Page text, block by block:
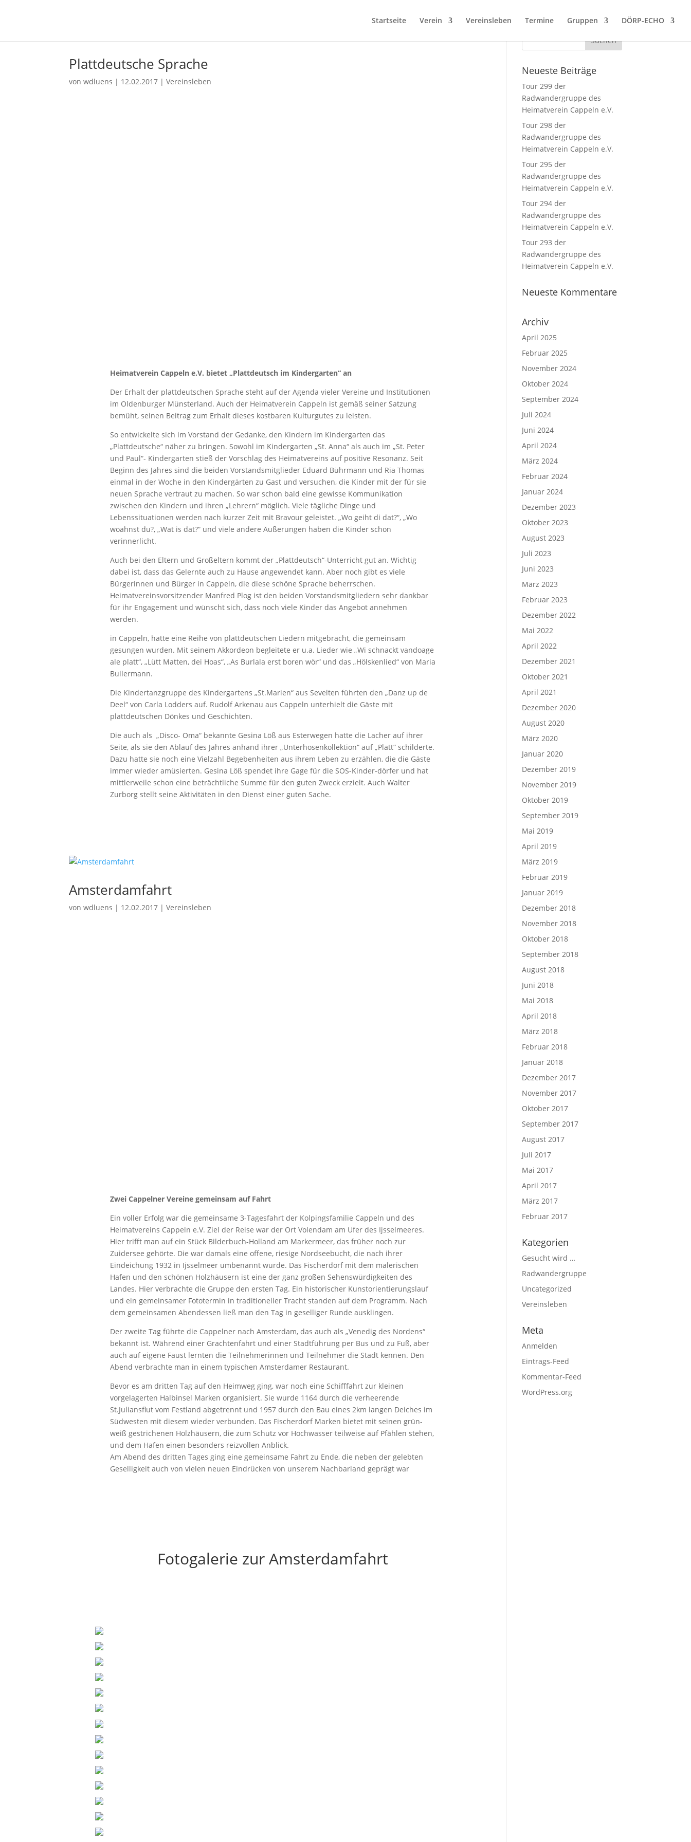
Startseite Verein Vereinsleben Termine Gruppen DÖRP-ECHO
Plattdeutsche Sprache
vonwdluens | 12.02.2017 |Vereinsleben
Heimatverein Cappeln e.V. bietet „Plattdeutsch im Kindergarten“ an
Der Erhalt der plattdeutschen Sprache steht auf der Agenda vieler Vereine und Institutionen
im Oldenburger Münsterland. Auch der Heimatverein Cappeln ist gemäß seiner Satzung
bemüht, seinen Beitrag zum Erhalt dieses kostbaren Kulturgutes zu leisten.
So entwickelte sich im Vorstand der Gedanke, den Kindern im Kindergarten das
„Plattdeutsche“ näher zu bringen. Sowohl im Kindergarten „St. Anna“ als auch im „St. Peter
und Paul“- Kindergarten stieß der Vorschlag des Heimatvereins auf positive Resonanz. Seit
Beginn des Jahres sind die beiden Vorstandsmitglieder Eduard Bührmann und Ria Thomas
einmal in der Woche in den Kindergärten zu Gast und versuchen, die Kinder mit der für sie
neuen Sprache vertraut zu machen. So war schon bald eine gewisse Kommunikation
zwischen den Kindern und ihren „Lehrern“ möglich. Viele tägliche Dinge und
Lebenssituationen werden nach kurzer Zeit mit Bravour geleistet. „Wo geiht di dat?“, „Wo
woahnst du?, „Wat is dat?“ und viele andere Äußerungen haben die Kinder schon
verinnerlicht.
Auch bei den Eltern und Großeltern kommt der „Plattdeutsch“-Unterricht gut an. Wichtig
dabei ist, dass das Gelernte auch zu Hause angewendet kann. Aber noch gibt es viele
Bürgerinnen und Bürger in Cappeln, die diese schöne Sprache beherrschen.
Heimatvereinsvorsitzender Manfred Plog ist den beiden Vorstandsmitgliedern sehr dankbar
für ihr Engagement und wünscht sich, dass noch viele Kinder das Angebot annehmen
werden.
in Cappeln, hatte eine Reihe von plattdeutschen Liedern mitgebracht, die gemeinsam
gesungen wurden. Mit seinem Akkordeon begleitete er u.a. Lieder wie „Wi schnackt vandoage
ale platt“, „Lütt Matten, dei Hoas“, „As Burlala erst boren wör“ und das „Hölskenlied“ von Maria
Bullermann.
Die Kindertanzgruppe des Kindergartens „St.Marien“ aus Sevelten führten den „Danz up de
Deel“ von Carla Lodders auf. Rudolf Arkenau aus Cappeln unterhielt die Gäste mit
plattdeutschen Dönkes und Geschichten.
Die auch als „Disco- Oma“ bekannte Gesina Löß aus Esterwegen hatte die Lacher auf ihrer
Seite, als sie den Ablauf des Jahres anhand ihrer „Unterhosenkollektion“ auf „Platt“ schilderte.
Dazu hatte sie noch eine Vielzahl Begebenheiten aus ihrem Leben zu erzählen, die die Gäste
immer wieder amüsierten. Gesina Löß spendet ihre Gage für die SOS-Kinder-dörfer und hat
mittlerweile schon eine beträchtliche Summe für den guten Zweck erzielt. Auch Walter
Zurborg stellt seine Aktivitäten in den Dienst einer guten Sache.
Amsterdamfahrt
vonwdluens | 12.02.2017 |Vereinsleben
Zwei Cappelner Vereine gemeinsam auf Fahrt
Ein voller Erfolg war die gemeinsame 3-Tagesfahrt der Kolpingsfamilie Cappeln und des
Heimatvereins Cappeln e.V. Ziel der Reise war der Ort Volendam am Ufer des Ijsselmeeres.
Hier trifft man auf ein Stück Bilderbuch-Holland am Markermeer, das früher noch zur
Zuidersee gehörte. Die war damals eine offene, riesige Nordseebucht, die nach ihrer
Eindeichung 1932 in Ijsselmeer umbenannt wurde. Das Fischerdorf mit dem malerischen
Hafen und den schönen Holzhäusern ist eine der ganz großen Sehenswürdigkeiten des
Landes. Hier verbrachte die Gruppe den ersten Tag. Ein historischer Kunstorientierungslauf
und ein gemeinsamer Fototermin in traditioneller Tracht standen auf dem Programm. Nach
dem gemeinsamen Abendessen ließ man den Tag in geselliger Runde ausklingen.
Der zweite Tag führte die Cappelner nach Amsterdam, das auch als „Venedig des Nordens“
bekannt ist. Während einer Grachtenfahrt und einer Stadtführung per Bus und zu Fuß, aber
auch auf eigene Faust lernten die Teilnehmerinnen und Teilnehmer die Stadt kennen. Den
Abend verbrachte man in einem typischen Amsterdamer Restaurant.
Bevor es am dritten Tag auf den Heimweg ging, war noch eine Schifffahrt zur kleinen
vorgelagerten Halbinsel Marken organisiert. Sie wurde 1164 durch die verheerende
St.Juliansflut vom Festland abgetrennt und 1957 durch den Bau eines 2km langen Deiches im
Südwesten mit diesem wieder verbunden. Das Fischerdorf Marken bietet mit seinen grün-
weiß gestrichenen Holzhäusern, die zum Schutz vor Hochwasser teilweise auf Pfählen stehen,
und dem Hafen einen besonders reizvollen Anblick.
Am Abend des dritten Tages ging eine gemeinsame Fahrt zu Ende, die neben der gelebten
Geselligkeit auch von vielen neuen Eindrücken von unserem Nachbarland geprägt war
Fotogalerie zur Amsterdamfahrt
Neueste Beiträge
Tour 299 der
Radwandergruppe des
Heimatverein Cappeln e.V.
Tour 298 der
Radwandergruppe des
Heimatverein Cappeln e.V.
Tour 295 der
Radwandergruppe des
Heimatverein Cappeln e.V.
Tour 294 der
Radwandergruppe des
Heimatverein Cappeln e.V.
Tour 293 der
Radwandergruppe des
Heimatverein Cappeln e.V.
Neueste Kommentare
Archiv
April 2025
Februar 2025
November 2024
Oktober 2024
September 2024
Juli 2024
Juni 2024
April 2024
März 2024
Februar 2024
Januar 2024
Dezember 2023
Oktober 2023
August 2023
Juli 2023
Juni 2023
März 2023
Februar 2023
Dezember 2022
Mai 2022
April 2022
Dezember 2021
Oktober 2021
April 2021
Dezember 2020
August 2020
März 2020
Januar 2020
Dezember 2019
November 2019
Oktober 2019
September 2019
Mai 2019
April 2019
März 2019
Februar 2019
Januar 2019
Dezember 2018
November 2018
Oktober 2018
September 2018
August 2018
Juni 2018
Mai 2018
April 2018
März 2018
Februar 2018
Januar 2018
Dezember 2017
November 2017
Oktober 2017
September 2017
August 2017
Juli 2017
Mai 2017
April 2017
März 2017
Februar 2017
Kategorien
Gesucht wird …
Radwandergruppe
Uncategorized
Vereinsleben
Meta
Anmelden
Eintrags-Feed
Kommentar-Feed
WordPress.org